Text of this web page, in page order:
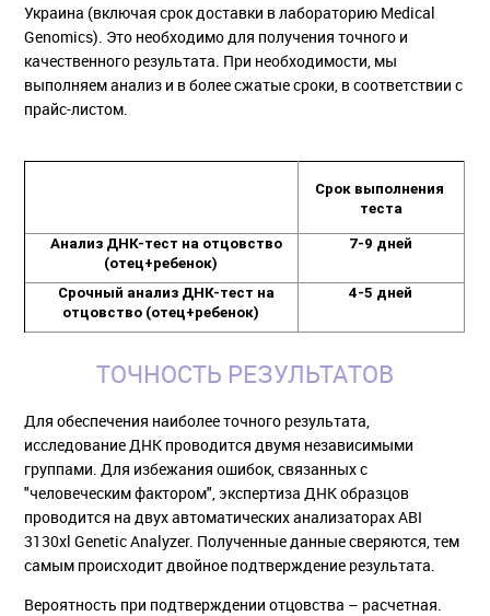
Украина (включая срок доставки в лабораторию Medical
Genomics). Это необходимо для получения точного и
качественного результата. При необходимости, мы
выполняем анализ и в более сжатые сроки, в соответствии с
прайс-листом.
Срок выполнения
теста
Анализ ДНК-тест на отцовство
(отец+ребенок)
7-9 дней
Срочный анализ ДНК-тест на
отцовство (отец+ребенок)
4-5 дней
ТОЧНОСТЬ РЕЗУЛЬТАТОВ
Для обеспечения наиболее точного результата,
исследование ДНК проводится двумя независимыми
группами. Для избежания ошибок, связанных с
"человеческим фактором", экспертиза ДНК образцов
проводится на двух автоматических анализаторах ABI
3130xl Genetic Analyzer. Полученные данные сверяются, тем
самым происходит двойное подтверждение результата.
Вероятность при подтверждении отцовства – расчетная.